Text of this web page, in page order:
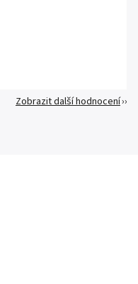
Zobrazit další hodnocení